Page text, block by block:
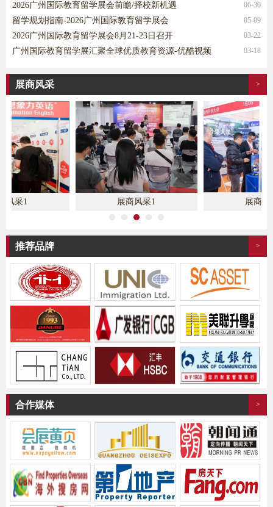
2026广州国际教育留学展会前瞻/择校新机遇 06-30
留学规划指南-2026广州国际教育留学展会 05-09
2026广州国际教育留学展会8月21-23日召开 03-22
广州国际教育留学展汇聚全球优质教育资源-优酷视频 03-18
展商风采 >
风采1 展商风采1 展商风
推荐品牌 >
合作媒体 >